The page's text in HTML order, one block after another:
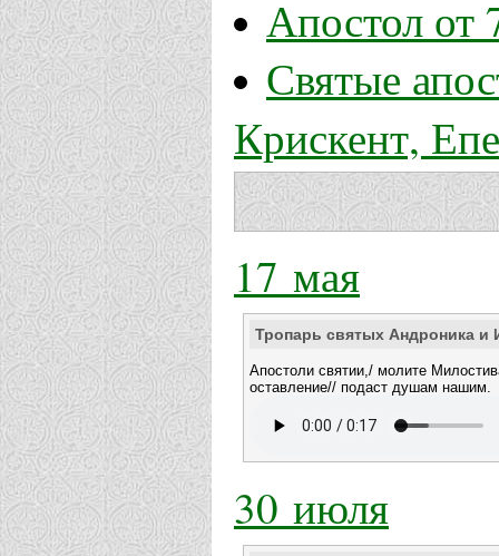
Апостол от
Святые
Крискент,
17 мая
Тропарь святых Андроника и
Апостоли святии,/ молите
оставление// подаст душам нашим.
30 июля